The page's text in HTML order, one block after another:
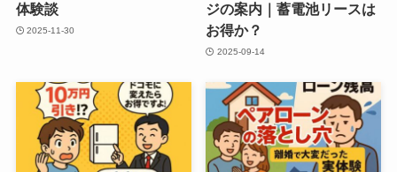
体験談
2025-11-30
ジの案内｜蓄電池リースは
お得か？
2025-09-14